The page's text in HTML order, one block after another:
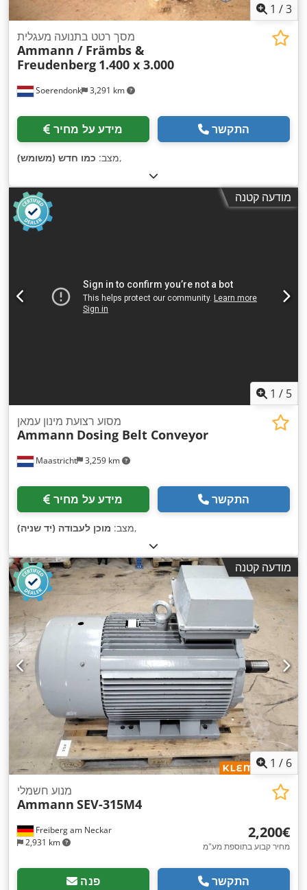
1 /3
Soerendonk 3,291 km
מסך רטט בתנועה מעגלית
Ammann / Främbs &
Freudenberg 1.400 x 3.000
מידע על מחיר התקשר
מצב: כמו חדש (משומש) ,
מודעה קטנה
1 / 5
Maastricht 3,259 km
מסוע רצועת מינון עמאן
Ammann Dosing Belt Conveyor
מידע על מחיר התקשר
מצב: מוכן לעבודה (יד שניה) ,
מודעה קטנה
1 / 6
Freiberg am Neckar
2,931 km
מנוע חשמלי
Ammann SEV-315M4
‏2,200 ‏€
מחיר קבוע בתוספת מע"מ
פנה התקשר